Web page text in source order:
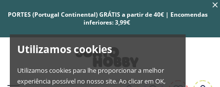
Utilizamos cookies
Utilizamos cookies para lhe proporcionar a melhor
experiência possível no nosso site. Ao clicar em OK,
PORTES (Portugal Continental) GRÁTIS a partir de 40€ | Encomendas
inferiores: 3,99€